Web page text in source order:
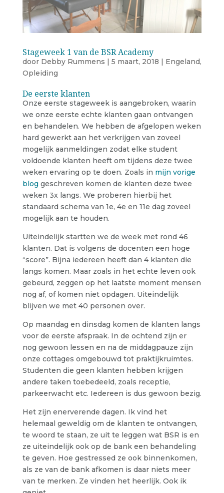
Stageweek 1 van de BSR Academy
door Debby Rummens | 5 maart, 2018 | Engeland,
Opleiding
De eerste klanten
Onze eerste stageweek is aangebroken, waarin
we onze eerste echte klanten gaan ontvangen
en behandelen. We hebben de afgelopen weken
hard gewerkt aan het verkrijgen van zoveel
mogelijk aanmeldingen zodat elke student
voldoende klanten heeft om tijdens deze twee
weken ervaring op te doen. Zoals in mijn vorige
blog geschreven komen de klanten deze twee
weken 3x langs. We proberen hierbij het
standaard schema van 1e, 4e en 11e dag zoveel
mogelijk aan te houden.
Uiteindelijk startten we de week met rond 46
klanten. Dat is volgens de docenten een hoge
“score”. Bijna iedereen heeft dan 4 klanten die
langs komen. Maar zoals in het echte leven ook
gebeurd, zeggen op het laatste moment mensen
nog af, of komen niet opdagen. Uiteindelijk
blijven we met 40 personen over.
Op maandag en dinsdag komen de klanten langs
voor de eerste afspraak. In de ochtend zijn er
nog gewoon lessen en na de middagpauze zijn
onze cottages omgebouwd tot praktijkruimtes.
Studenten die geen klanten hebben krijgen
andere taken toebedeeld, zoals receptie,
parkeerwacht etc. Iedereen is dus gewoon bezig.
Het zijn enerverende dagen. Ik vind het
helemaal geweldig om de klanten te ontvangen,
te woord te staan, ze uit te leggen wat BSR is en
ze uiteindelijk ook op de bank een behandeling
te geven. Hoe gestressed ze ook binnenkomen,
als ze van de bank afkomen is daar niets meer
van te merken. Ze vinden het heerlijk. Ook ik